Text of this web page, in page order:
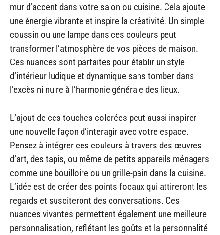
mur d’accent dans votre salon ou cuisine. Cela ajoute
une énergie vibrante et inspire la créativité. Un simple
coussin ou une lampe dans ces couleurs peut
transformer l’atmosphère de vos pièces de maison.
Ces nuances sont parfaites pour établir un style
d’intérieur ludique et dynamique sans tomber dans
l’excès ni nuire à l’harmonie générale des lieux.
L’ajout de ces touches colorées peut aussi inspirer
une nouvelle façon d’interagir avec votre espace.
Pensez à intégrer ces couleurs à travers des œuvres
d’art, des tapis, ou même de petits appareils ménagers
comme une bouilloire ou un grille-pain dans la cuisine.
L’idée est de créer des points focaux qui attireront les
regards et susciteront des conversations. Ces
nuances vivantes permettent également une meilleure
personnalisation, reflétant les goûts et la personnalité